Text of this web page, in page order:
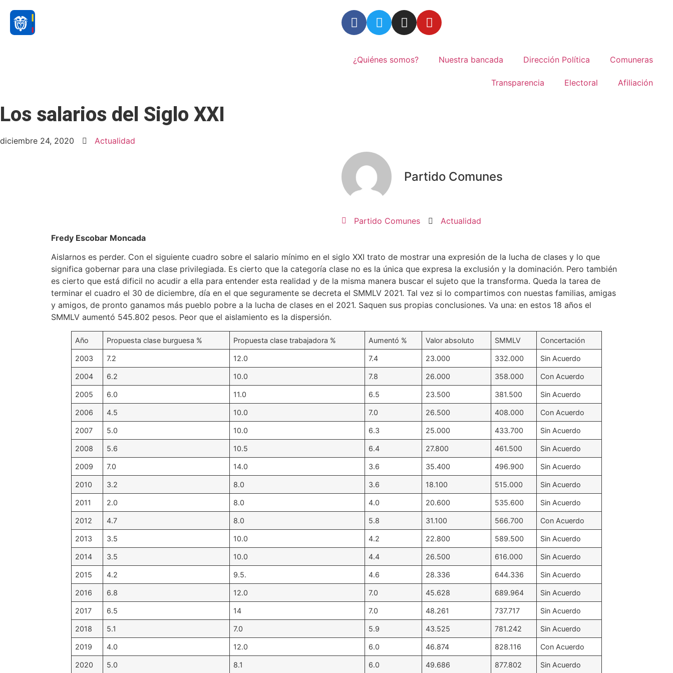
¿Quiénes somos? Nuestra bancada Dirección Política Comuneras
Transparencia Electoral Afiliación
Los salarios del Siglo XXI
diciembre 24, 2020 Actualidad
Partido Comunes
Partido Comunes
Actualidad
Fredy Escobar Moncada
Aislarnos es perder. Con el siguiente cuadro sobre el salario mínimo en el siglo XXI trato de mostrar una expresión de la lucha de clases y lo que
significa gobernar para una clase privilegiada. Es cierto que la categoría clase no es la única que expresa la exclusión y la dominación. Pero también
es cierto que está dificil no acudir a ella para entender esta realidad y de la misma manera buscar el sujeto que la transforma. Queda la tarea de
terminar el cuadro el 30 de diciembre, día en el que seguramente se decreta el SMMLV 2021. Tal vez si lo compartimos con nuestas familias, amigas
y amigos, de pronto ganamos más pueblo pobre a la lucha de clases en el 2021. Saquen sus propias conclusiones. Va una: en estos 18 años el
SMMLV aumentó 545.802 pesos. Peor que el aislamiento es la dispersión.
Año Propuesta clase burguesa % Propuesta clase trabajadora % Aumentó % Valor absoluto SMMLV Concertación
2003 7.2 12.0 7.4 23.000 332.000 Sin Acuerdo
2004 6.2 10.0 7.8 26.000 358.000 Con Acuerdo
2005 6.0 11.0 6.5 23.500 381.500 Sin Acuerdo
2006 4.5 10.0 7.0 26.500 408.000 Con Acuerdo
2007 5.0 10.0 6.3 25.000 433.700 Sin Acuerdo
2008 5.6 10.5 6.4 27.800 461.500 Sin Acuerdo
2009 7.0 14.0 3.6 35.400 496.900 Sin Acuerdo
2010 3.2 8.0 3.6 18.100 515.000 Sin Acuerdo
2011 2.0 8.0 4.0 20.600 535.600 Sin Acuerdo
2012 4.7 8.0 5.8 31.100 566.700 Con Acuerdo
2013 3.5 10.0 4.2 22.800 589.500 Sin Acuerdo
2014 3.5 10.0 4.4 26.500 616.000 Sin Acuerdo
2015 4.2 9.5. 4.6 28.336 644.336 Sin Acuerdo
2016 6.8 12.0 7.0 45.628 689.964 Sin Acuerdo
2017 6.5 14 7.0 48.261 737.717 Sin Acuerdo
2018 5.1 7.0 5.9 43.525 781.242 Sin Acuerdo
2019 4.0 12.0 6.0 46.874 828.116 Con Acuerdo
2020 5.0 8.1 6.0 49.686 877.802 Sin Acuerdo